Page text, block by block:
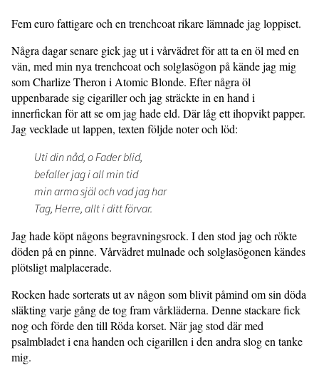
Fem euro fattigare och en trenchcoat rikare lämnade jag loppiset.
Några dagar senare gick jag ut i vårvädret för att ta en öl med en
vän, med min nya trenchcoat och solglasögon på kände jag mig
som Charlize Theron i Atomic Blonde. Efter några öl
uppenbarade sig cigariller och jag sträckte in en hand i
innerfickan för att se om jag hade eld. Där låg ett ihopvikt papper.
Jag vecklade ut lappen, texten följde noter och löd:
Uti din nåd, o Fader blid,
befaller jag i all min tid
min arma själ och vad jag har
Tag, Herre, allt i ditt förvar.
Jag hade köpt någons begravningsrock. I den stod jag och rökte
döden på en pinne. Vårvädret mulnade och solglasögonen kändes
plötsligt malplacerade.
Rocken hade sorterats ut av någon som blivit påmind om sin döda
släkting varje gång de tog fram vårkläderna. Denne stackare fick
nog och förde den till Röda korset. När jag stod där med
psalmbladet i ena handen och cigarillen i den andra slog en tanke
mig.